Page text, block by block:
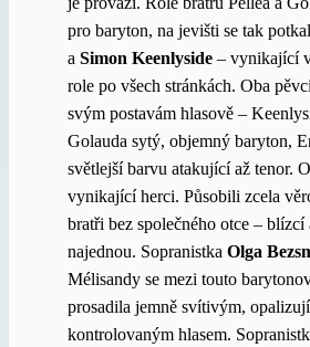
pro baryton, na jevišti se tak
a Simon Keenlyside– vynikající
role po všech stránkách. Oba
svým postavám hlasově –
Golauda sytý, objemný baryton,
světlejší barvu atakující až tenor.
vynikající herci. Působili zcela
bratři bez společného otce – blízcí
najednou. Sopranistka Olga
Mélisandy se mezi touto
prosadila jemně svítivým,
kontrolovaným hlasem.